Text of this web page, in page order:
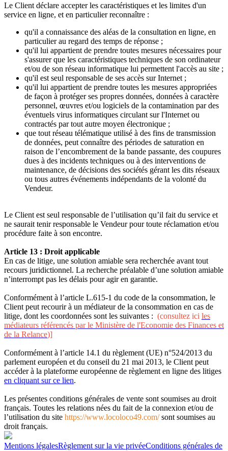
Le Client déclare accepter les caractéristiques et les limites d'un
service en ligne, et en particulier reconnaître :
qu'il a connaissance des aléas de la consultation en ligne, en
particulier au regard des temps de réponse ;
qu'il lui appartient de prendre toutes mesures nécessaires pour
s'assurer que les caractéristiques techniques de son ordinateur
et/ou de son réseau informatique lui permettent l'accès au site ;
qu'il est seul responsable de ses accès sur Internet ;
qu'il lui appartient de prendre toutes les mesures appropriées
de façon à protéger ses propres données, données à caractère
personnel, œuvres et/ou logiciels de la contamination par des
éventuels virus informatiques circulant sur l'Internet ou
contractés par tout autre moyen électronique ;
que tout réseau télématique utilisé à des fins de transmission
de données, peut connaître des périodes de saturation en
raison de l’encombrement de la bande passante, des coupures
dues à des incidents techniques ou à des interventions de
maintenance, de décisions des sociétés gérant les dits réseaux
ou tous autres événements indépendants de la volonté du
Vendeur.
Le Client est seul responsable de l’utilisation qu’il fait du service et
ne saurait tenir responsable le Vendeur pour toute réclamation et/ou
procédure faite à son encontre.
Article 13 : Droit applicable
En cas de litige, une solution amiable sera recherchée avant tout
recours juridictionnel. La recherche préalable d’une solution amiable
n’interrompt pas les délais pour agir en garantie.
Conformément à l’article L.615-1 du code de la consommation, le
Client peut recourir à un médiateur de la consommation en cas de
litige, dont les coordonnées sont les suivantes : (consultez ici les
médiateurs référencés par le Ministère de l'Economie des Finances et
de la Relance)]
Conformément à l’article 14.1 du règlement (UE) n°524/2013 du
parlement européen et du conseil du 21 mai 2013, le Client peut
accéder à la plateforme européenne de règlement en ligne des litiges
en cliquant sur ce lien.
Les présentes conditions générales de vente sont soumises au droit
français. Toutes les relations nées du fait de la connexion et/ou de
l’utilisation du site https://www.locoloco49.com/ sont soumises au
droit français.
Mentions légalesRèglement sur la vie privéeConditions générales de